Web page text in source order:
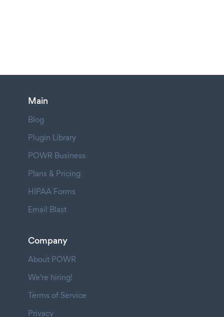
Main
Blog
Plugin Library
POWR Business
Plans & Pricing
HIPAA Forms
Email Blast
Company
About POWR
We're hiring!
Terms of Service
Privacy